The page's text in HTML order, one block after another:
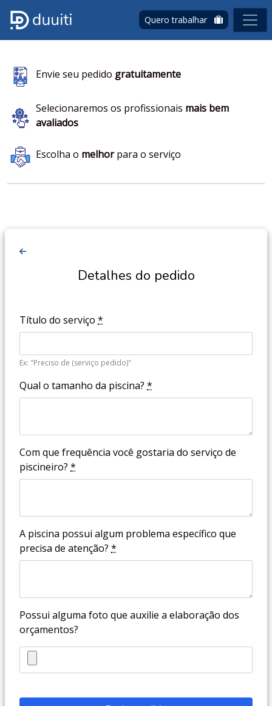
Quero trabalhar
Envie seu pedido gratuitamente
Selecionaremos os profissionais mais bem
avaliados
Escolha o melhorpara o serviço
Detalhes do pedido
Título do serviço *
Ex: "Preciso de (serviço pedido)"
Qual o tamanho da piscina? *
Com que frequência você gostaria do serviço de
piscineiro? *
A piscina possui algum problema específico que
precisa de atenção? *
Possui alguma foto que auxilie a elaboração dos
orçamentos?